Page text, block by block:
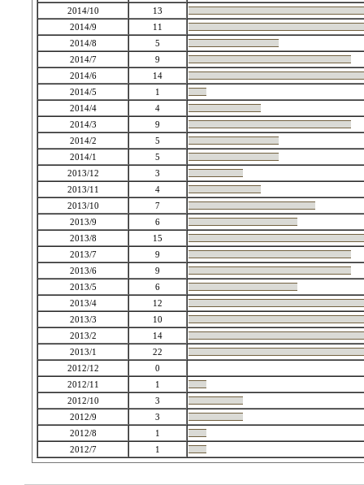
2014/10
13
2014/9
11
2014/8
5
2014/7
9
2014/6
14
2014/5
1
2014/4
4
2014/3
9
2014/2
5
2014/1
5
2013/12
3
2013/11
4
2013/10
7
2013/9
6
2013/8
15
2013/7
9
2013/6
9
2013/5
6
2013/4
12
2013/3
10
2013/2
14
2013/1
22
2012/12
0
2012/11
1
2012/10
3
2012/9
3
2012/8
1
2012/7
1